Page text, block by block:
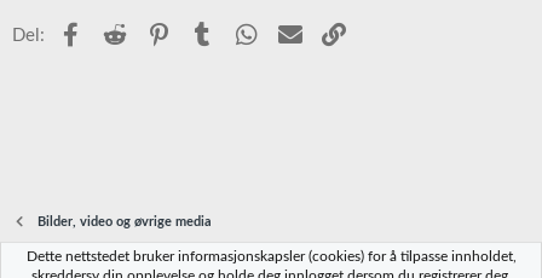
Del: Facebook
Reddit PinterestTumblr WhatsApp
E-post
Bilder, video og øvrige media
Norbrygg-default
Dette nettstedet bruker informasjonskapsler (cookies) for å tilpasse innholdet,